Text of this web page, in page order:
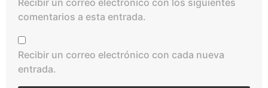
Recibir un correo electrónico con los siguientes
comentarios a esta entrada.
Recibir un correo electrónico con cada nueva
entrada.